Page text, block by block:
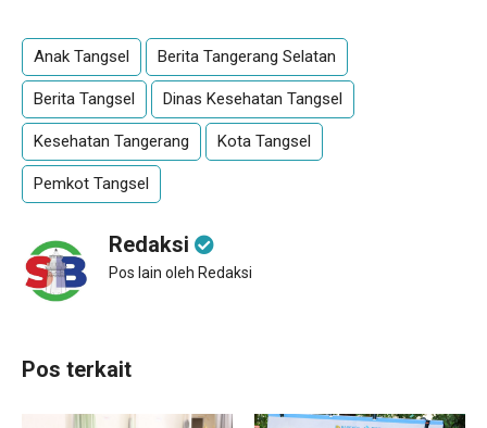
Anak Tangsel Berita Tangerang Selatan
Berita Tangsel Dinas Kesehatan Tangsel
Kesehatan Tangerang Kota Tangsel
Pemkot Tangsel
Redaksi
Pos lain oleh Redaksi
Pos terkait